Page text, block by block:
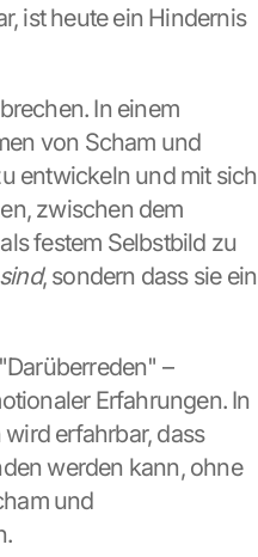
ist heute ein Hindernis
In einem
von Scham und
entwickeln und mit sich
zwischen dem
festem Selbstbild zu
sind, sondern dass sie ein
–
Erfahrungen. In
erfahrbar, dass
werden kann, ohne
und